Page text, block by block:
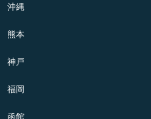
沖縄
熊本
神戸
福岡
函館